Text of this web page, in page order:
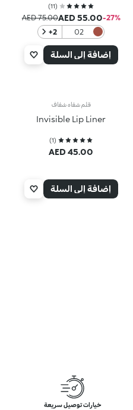
(
11
)
‎-27‎%‎
AED 55.00
AED 75.00
02
Lightly
Yours
‎+2
إضافة إلى السلة
قلم شفاه شفاف
Invisible Lip Liner
(
1
)
AED 45.00
إضافة إلى السلة
خيارات توصيل سريعة